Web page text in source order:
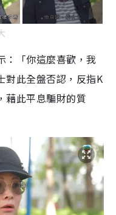
：「你這麼喜歡，我
對此全盤否認，反指K
藉此平息騙財的質